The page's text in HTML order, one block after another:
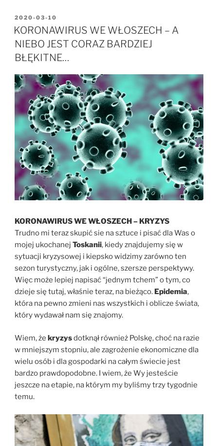
OPUBLIKOWANE
W
2020-03-10
KORONAWIRUS WE WŁOSZECH – A
NIEBO JEST CORAZ BARDZIEJ
BŁĘKITNE…
KORONAWIRUS WE WŁOSZECH – KRYZYS
Trudno mi teraz skupić sie na sztuce i pisać dla Was o
mojej ukochanej Toskanii, kiedy znajdujemy się w
sytuacji kryzysowej i kiepsko widzimy zarówno ten
sezon turystyczny, jak i ogólne, szersze perspektywy.
Więc może lepiej napisać “jednym tchem” o tym, co
dzieje się tutaj, właśnie teraz, na bieżąco. Epidemia,
która na pewno zmieni nas wszystkich i oblicze świata,
który wydawał nam się znajomy.
Wiem, że kryzysdotknął również Polskę, choć na razie
w mniejszym stopniu, ale zagrożenie ekonomiczne dla
wielu osób i dla gospodarki na całym świecie jest
bardzo prawdopodobne. I wiem, że Wy jesteście
jeszcze na etapie, na którym my byliśmy trzy tygodnie
temu.